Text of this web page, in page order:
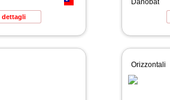
dettagli
Orizzontali